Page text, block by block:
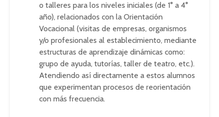
o talleres para los niveles iniciales (de 1° a 4°
año), relacionados con la Orientación
Vocacional (visitas de empresas, organismos
y/o profesionales al establecimiento, mediante
estructuras de aprendizaje dinámicas como:
grupo de ayuda, tutorías, taller de teatro, etc.).
Atendiendo así directamente a estos alumnos
que experimentan procesos de reorientación
con más frecuencia.